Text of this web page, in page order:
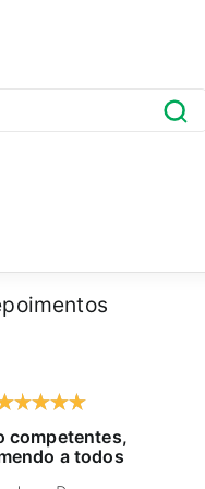
competentes,
a todos